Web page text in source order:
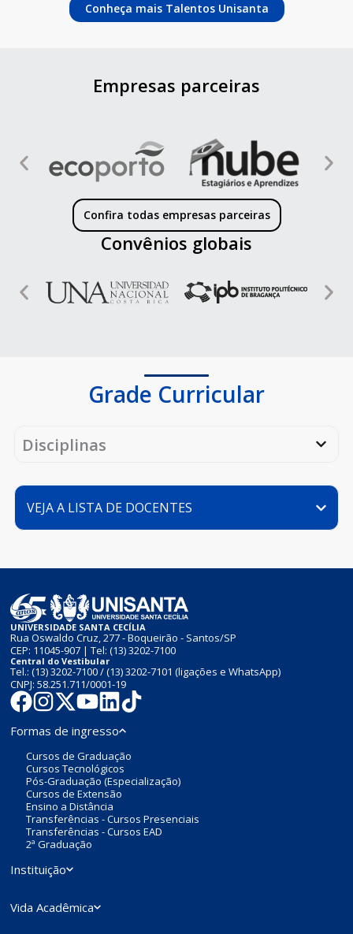
Conheça mais Talentos Unisanta
Empresas parceiras
Confira todas empresas parceiras
Convênios globais
Grade Curricular
Disciplinas
VEJA A LISTA DE DOCENTES
UNIVERSIDADE SANTA CECÍLIA
Rua Oswaldo Cruz, 277 - Boqueirão - Santos/SP
CEP: 11045-907 | Tel:(13) 3202-7100
Central do Vestibular
Tel.:(13) 3202-7100/(13) 3202-7101 (ligações e WhatsApp)
CNPJ: 58.251.711/0001-19
Formas de ingresso
Cursos de Graduação
Cursos Tecnológicos
Pós-Graduação (Especialização)
Cursos de Extensão
Ensino a Distância
Transferências - Cursos Presenciais
Transferências - Cursos EAD
2ª Graduação
Instituição
Vida Acadêmica